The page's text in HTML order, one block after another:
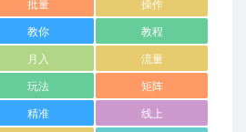
批量 操作
教你 教程
月入 流量
玩法 矩阵
精准 线上